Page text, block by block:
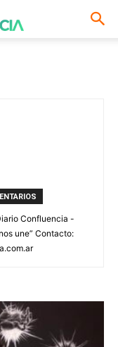
Confluencia -
une” Contacto: